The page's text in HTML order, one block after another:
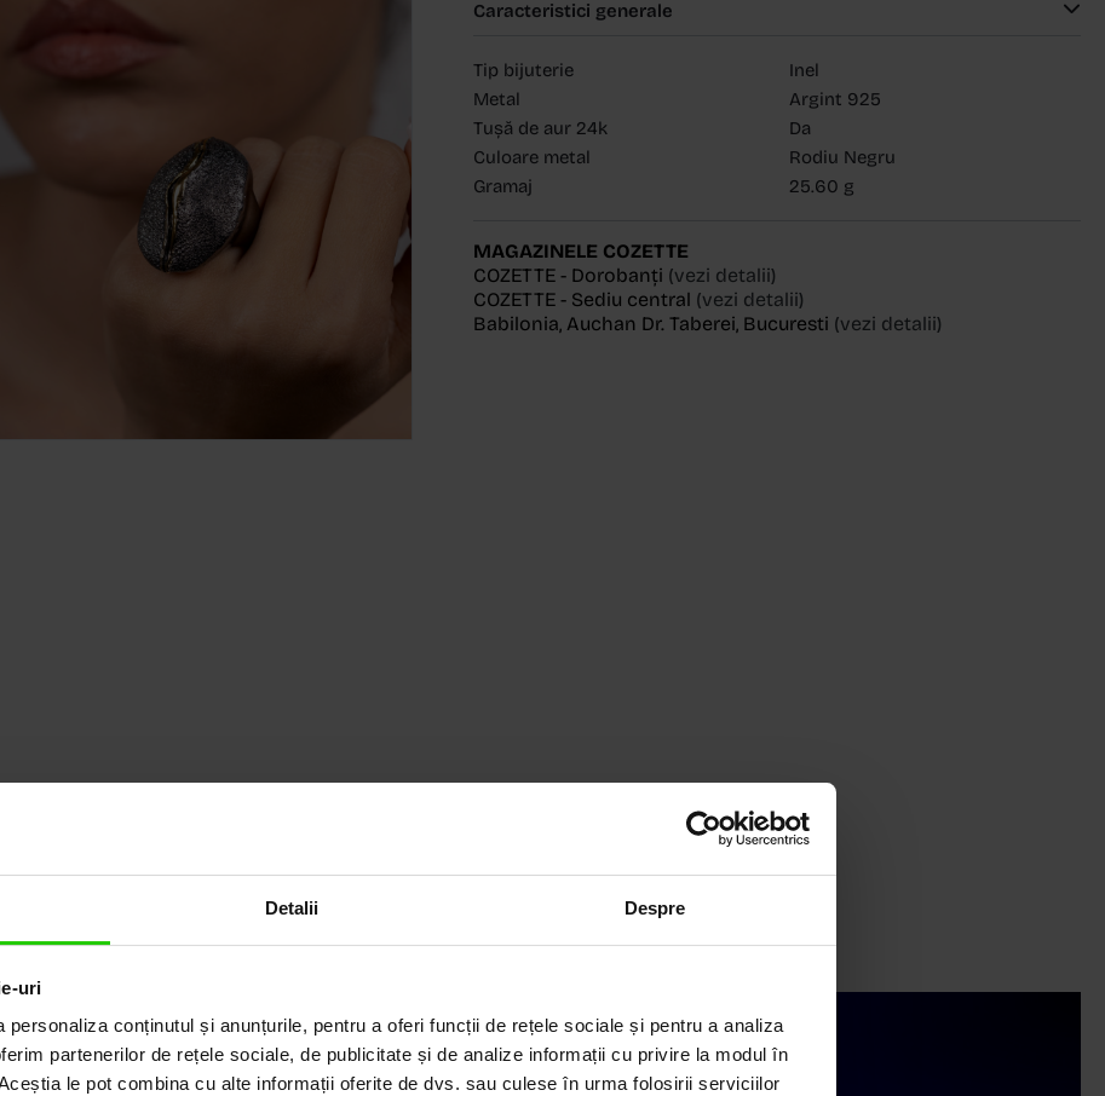
Detalii Despre
uri
personaliza conținutul și anunțurile, pentru a oferi funcții de rețele sociale și pentru a analiza
partenerilor de rețele sociale, de publicitate și de analize informații cu privire la modul în
le pot combina cu alte informații oferite de dvs. sau culese în urma folosirii serviciilor
Caracteristici generale
Tip bijuterie
Inel
Metal
Argint 925
Tușă de aur 24k
Da
Culoare metal
Rodiu Negru
Gramaj
25.60 g
MAGAZINELE COZETTE
COZETTE - Dorobanți (vezi detalii)
COZETTE - Sediu central (vezi detalii)
Babilonia, Auchan Dr. Taberei, Bucuresti (vezi detalii)